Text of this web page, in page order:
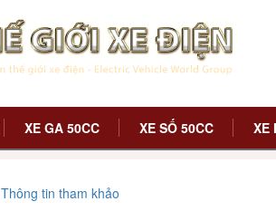
XE GA 50CC XE SỐ 50CC XE
Thông tin tham khảo